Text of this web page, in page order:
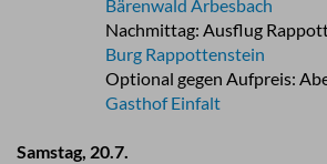
Bärenwald Arbesbach
Nachmittag: Ausflug
Burg Rappottenstein
Optional gegen Aufpreis:
Gasthof Einfalt
Samstag, 20.7.